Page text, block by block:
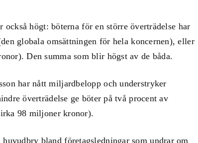
högt: böterna för en större överträdelse har
globala omsättningen för hela koncernen), eller
Den summa som blir högst av de båda.
har nått miljardbelopp och understryker
överträdelse ge böter på två procent av
98 miljoner kronor).
bland företagsledningar som undrar om